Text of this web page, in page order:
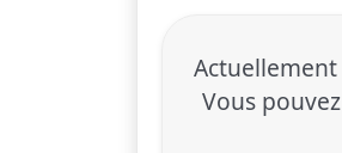
Vous pouvez